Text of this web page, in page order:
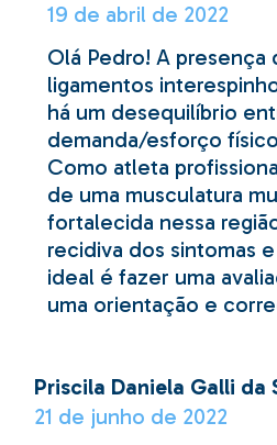
19 de abril de 2022
Olá Pedro! A presença
ligamentos
há um desequilíbrio
demanda/esforço
Como atleta
de uma musculatura
fortalecida nessa
recidiva dos sintomas
ideal é fazer uma
uma orientação e
Priscila Daniela Galli da
21 de junho de 2022